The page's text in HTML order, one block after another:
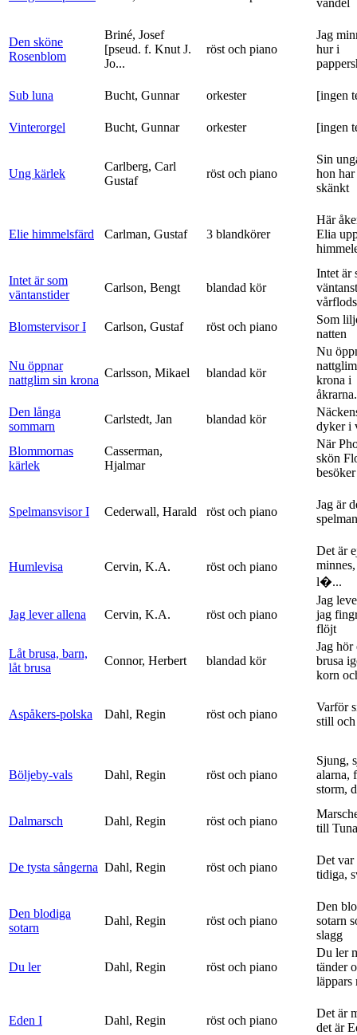
Den sköne
Rosenblom
Briné, Josef
[pseud. f. Knut J.
Jo...
röst och piano
Jag
hur i
Sub luna Bucht, Gunnar orkester [ingen
Vinterorgel Bucht, Gunnar orkester [ingen
Ung kärlek
Carlberg, Carl
Gustaf
röst och piano
Sin
hon
skänkt
Elie himmelsfärd Carlman, Gustaf 3 blandkörer
Här
Elia
Intet är som
väntanstider
Carlson, Bengt blandad kör
Intet är
Blomstervisor I
Carlson, Gustaf röst och piano
Som
natten
Nu öppnar
nattglim sin krona
Carlsson, Mikael blandad kör
Nu
krona i
Den långa
sommarn
Carlstedt, Jan blandad kör
dyker i
Blommornas
kärlek
Casserman,
Hjalmar
När
skön
besöker
Spelmansvisor I Cederwall, Harald röst och piano
Jag är
spelman
Humlevisa Cervin, K.A. röst och piano
Det är
l�...
Jag lever allena Cervin, K.A. röst och piano
Jag
jag
flöjt
Låt brusa, barn,
låt brusa
Connor, Herbert blandad kör
Jag hör
brusa
korn
Aspåkers-polska Dahl, Regin röst och piano
Varför
still
Böljeby-vals Dahl, Regin röst och piano
Sjung,
alarna,
storm,
Dalmarsch Dahl, Regin röst och piano
till Tuna
De tysta sångerna Dahl, Regin röst och piano
Det var
tidiga,
Den blodiga
sotarn
Dahl, Regin röst och piano
Den
sotarn
slagg
Du ler Dahl, Regin röst och piano
Du ler
tänder
läppars
Eden I Dahl, Regin röst och piano
Det är
det är